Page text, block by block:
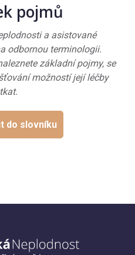
pojmů
a asistované
odbornou terminologii.
základní pojmy, se
možností její léčby
do slovníku